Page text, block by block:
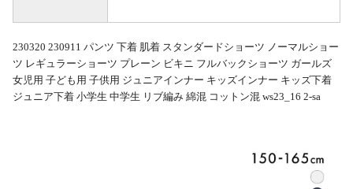
230320 230911 パンツ 下着 肌着 スタンダードショーツ ノーマルショー
ツ レギュラーショーツ プレーン ビキニ フルバックショーツ ガールズ
女児用 子ども用 子供用 ジュニアインナー キッズインナー キッズ下着
ジュニア下着 小学生 中学生 リブ編み 綿混 コットン混 ws23_16 2-sa